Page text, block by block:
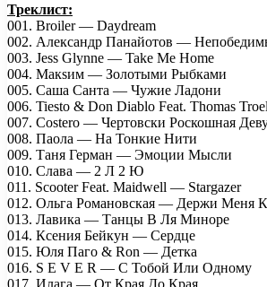
Треклист:
001. Broiler — Daydream
002. Александр Панайотов —
003. Jess Glynne — Take Me Home
004. Макsим — Золотыми Рыбками
005. Саша Санта — Чужие Ладони
006. Tiesto & Don Diablo Feat. Thomas
007. Costero — Чертовски Роскошная
008. Паола — На Тонкие Нити
009. Таня Герман — Эмоции Мысли
010. Слава — 2 Л 2 Ю
011. Scooter Feat. Maidwell — Stargazer
012. Ольга Романовская — Держи Меня
013. Лавика — Танцы В Ля Миноре
014. Ксения Бейкун — Сердце
015. Юля Паго & Ron — Детка
016. S E V E R — С Тобой Или Одному
017. Илага — От Края До Края